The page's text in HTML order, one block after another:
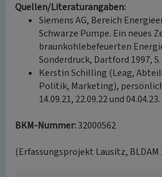
Quellen/Literaturangaben:
Siemens AG, Bereich
Schwarze Pumpe. Ein neues
braunkohlebefeuerten
Sonderdruck, Dartford 1997, S.
Kerstin Schilling (Leag,
Politik, Marketing),
14.09.21, 22.09.22 und 04.04.23.
BKM-Nummer:32000562
(Erfassungsprojekt Lausitz, BLDAM